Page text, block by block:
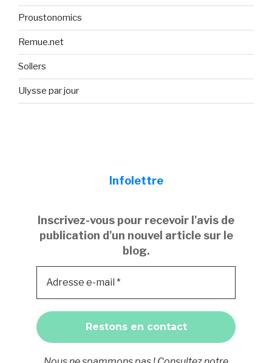
Proustonomics
Remue.net
Sollers
Ulysse par jour
Infolettre
Inscrivez-vous pour recevoir l'avis de
publication d'un nouvel article sur le
blog.